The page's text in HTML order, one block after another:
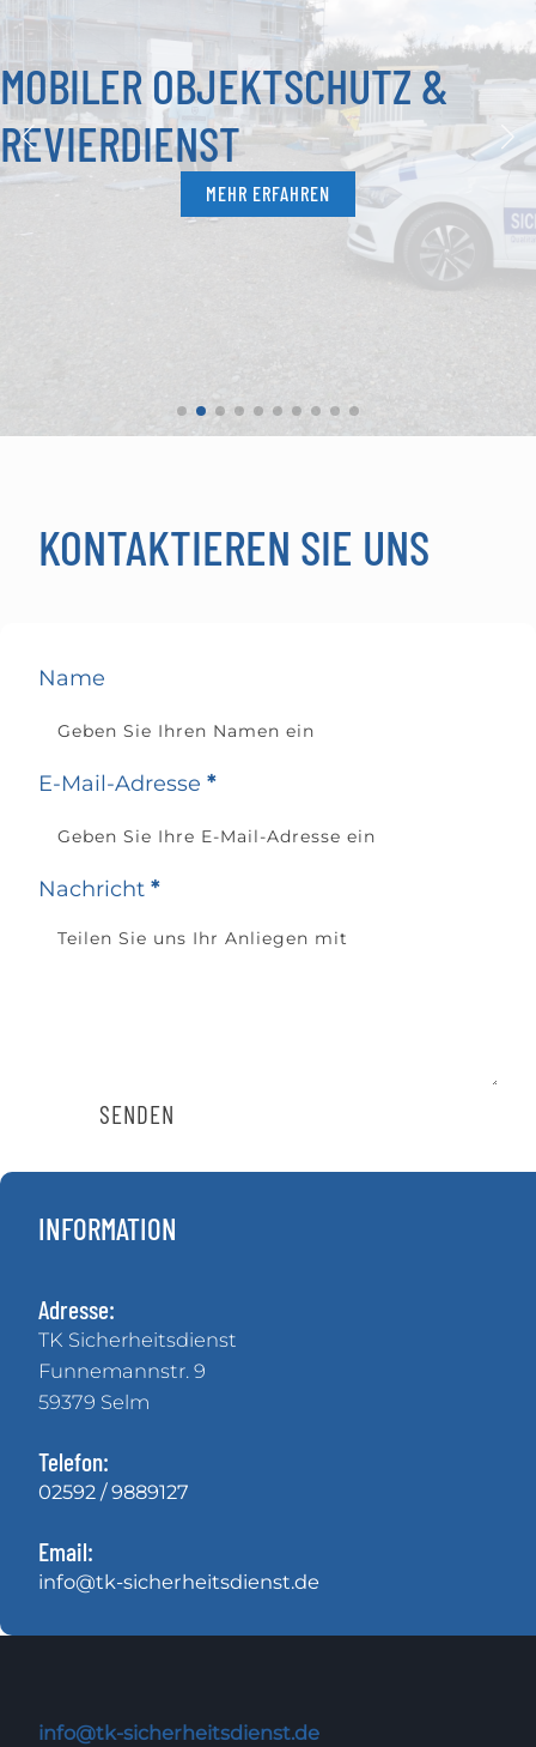
MOBILER OBJEKTSCHUTZ &
REVIERDIENST
MEHR ERFAHREN
KONTAKTIEREN SIE UNS
INFORMATION
Adresse:
TK Sicherheitsdienst
Funnemannstr. 9
59379 Selm
Telefon:
02592 / 9889127
Email:
info@tk-sicherheitsdienst.de
Name
E-Mail-Adresse *
Nachricht *
SENDEN
info@tk-sicherheitsdienst.de